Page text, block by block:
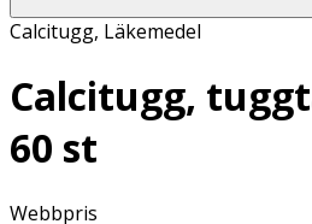
Calcitugg, Läkemedel
Calcitugg,
60 st
Webbpris